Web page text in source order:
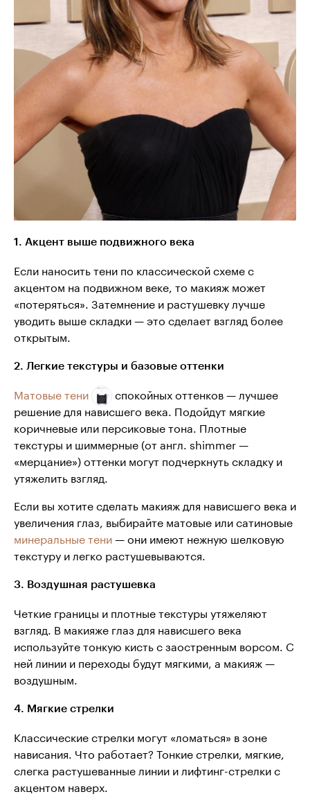
1. Акцент выше подвижного века
Если наносить тени по классической схеме с
акцентом на подвижном веке, то макияж может
«потеряться». Затемнение и растушевку лучше
уводить выше складки — это сделает взгляд более
открытым.
2. Легкие текстуры и базовые оттенки
Матовые тени
спокойных оттенков — лучшее
решение для нависшего века. Подойдут мягкие
коричневые или персиковые тона. Плотные
текстуры и шиммерные (от англ. shimmer —
«мерцание») оттенки могут подчеркнуть складку и
утяжелить взгляд.
Если вы хотите сделать макияж для нависшего века и
увеличения глаз, выбирайте матовые или сатиновые
минеральные тени— они имеют нежную шелковую
текстуру и легко растушевываются.
3. Воздушная растушевка
Четкие границы и плотные текстуры утяжеляют
взгляд. В макияже глаз для нависшего века
используйте тонкую кисть с заостренным ворсом. С
ней линии и переходы будут мягкими, а макияж —
воздушным.
4. Мягкие стрелки
Классические стрелки могут «ломаться» в зоне
нависания. Что работает? Тонкие стрелки, мягкие,
слегка растушеванные линии и лифтинг-стрелки с
акцентом наверх.